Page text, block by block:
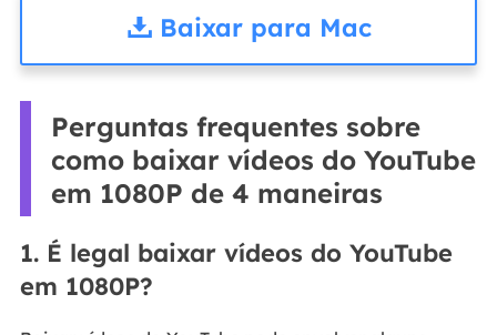
Baixar para Mac
Perguntas frequentes sobre
como baixar vídeos do YouTube
em 1080P de 4 maneiras
1. É legal baixar vídeos do YouTube
em 1080P?